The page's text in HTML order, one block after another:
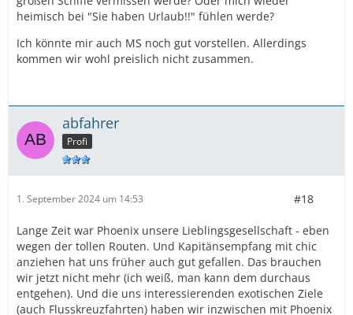
heimisch bei "Sie haben Urlaub!!" fühlen werde?
Ich könnte mir auch MS noch gut vorstellen. Allerdings
kommen wir wohl preislich nicht zusammen.
abfahrer
Profi
1. September 2024 um 14:53 #18
Lange Zeit war Phoenix unsere Lieblingsgesellschaft - eben
wegen der tollen Routen. Und Kapitänsempfang mit chic
anziehen hat uns früher auch gut gefallen. Das brauchen
wir jetzt nicht mehr (ich weiß, man kann dem durchaus
entgehen). Und die uns interessierenden exotischen Ziele
(auch Flusskreuzfahrten) haben wir inzwischen mit Phoenix